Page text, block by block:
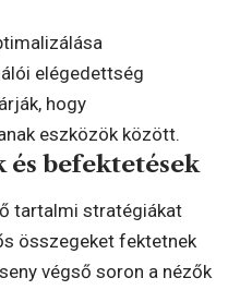
elégedettség
hogy
eszközök között.
befektetések
tartalmi stratégiákat
összegeket fektetnek
végső soron a nézők